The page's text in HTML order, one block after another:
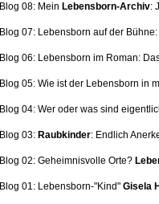
Blog 08: Mein Lebensborn-Archiv:
Blog 07: Lebensborn auf der
Blog 06: Lebensborn im Roman:
Blog 05: Wie ist der Lebensborn in
Blog 04: Wer oder was sind
Blog 03: Raubkinder: Endlich
Blog 02: Geheimnisvolle Orte?
Blog 01: Lebensborn-"Kind" Gisela